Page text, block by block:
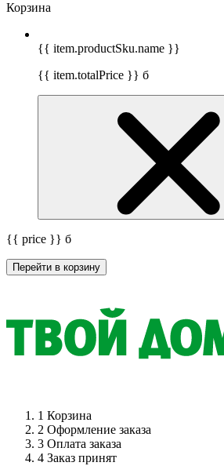
Корзина
{{ item.productSku.name }}
{{ item.totalPrice }} б
{{ price }} б
Перейти в корзину
1 Корзина
2 Оформление заказа
3 Оплата заказа
4 Заказ принят